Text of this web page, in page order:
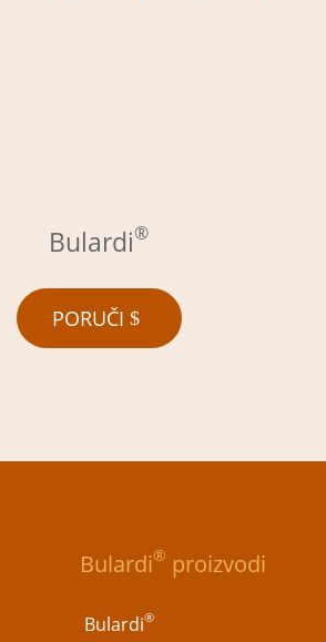
Bulardi®
PORUČI
Bulardi® proizvodi
Bulardi®